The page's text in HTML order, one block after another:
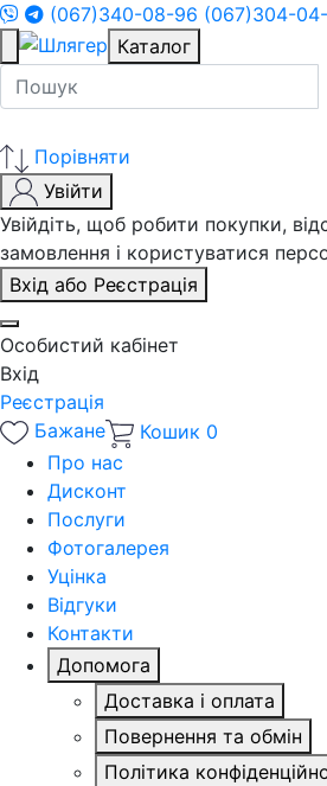
(067)340-08-96 (067)304-
Каталог
Порівняти
Увійти
Увійдіть, щоб робити покупки,
замовлення і користуватися
Вхід або Реєстрація
Особистий кабінет
Вхід
Реєстрація
Бажане
Кошик 0
Про нас
Дисконт
Послуги
Фотогалерея
Уцінка
Відгуки
Контакти
Допомога
Доставка і оплата
Повернення та обмін
Політика